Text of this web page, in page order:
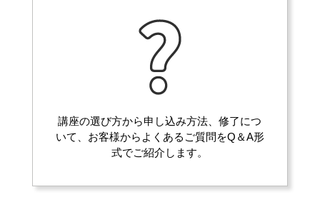
講座の選び方から申し込み方法、修了につ
いて、お客様からよくあるご質問をQ＆A形
式でご紹介します。